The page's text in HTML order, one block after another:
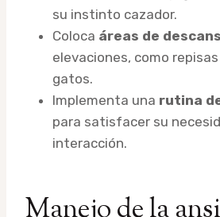
su instinto cazador.
Coloca áreas de
elevaciones, como
gatos.
Implementa una rutina
para satisfacer su
interacción.